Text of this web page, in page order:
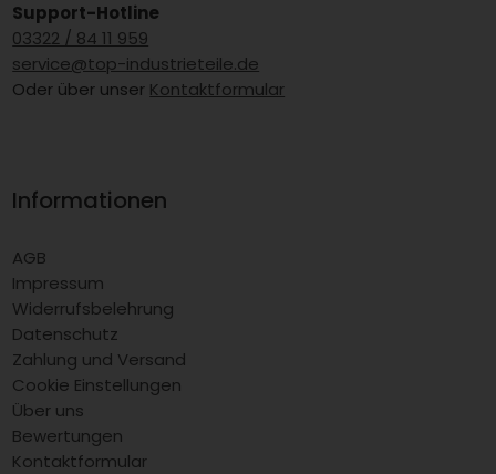
Support-Hotline
03322 / 84 11 959
service@top-industrieteile.de
Oder über unser Kontaktformular
Informationen
AGB
Impressum
Widerrufsbelehrung
Datenschutz
Zahlung und Versand
Cookie Einstellungen
Über uns
Bewertungen
Kontaktformular